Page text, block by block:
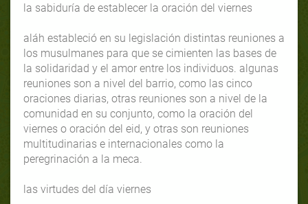
la sabiduría de establecer la oración del viernes
aláh estableció en su legislación distintas reuniones a
los musulmanes para que se cimienten las bases de
la solidaridad y el amor entre los individuos. algunas
reuniones son a nivel del barrio, como las cinco
oraciones diarias, otras reuniones son a nivel de la
comunidad en su conjunto, como la oración del
viernes o oración del eid, y otras son reuniones
multitudinarias e internacionales como la
peregrinación a la meca.
las virtudes del día viernes